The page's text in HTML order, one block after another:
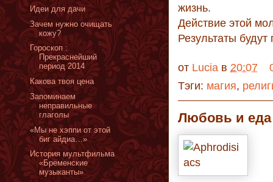
жизнь.
Действие этой
Результаты
от Lucia в 20:07
Тэги: магия,
Любовь и еда
Идеи для дачи
Зачем нужно очищать
кожу?
Гороскоп :
Прекраснейший
период 2014
Какова твоя цена
Запоминаем
неправильные
глаголы
«Мы не хэппи от этой
биг айдиа…»
История мультфильма
«Бременские
музыканты»